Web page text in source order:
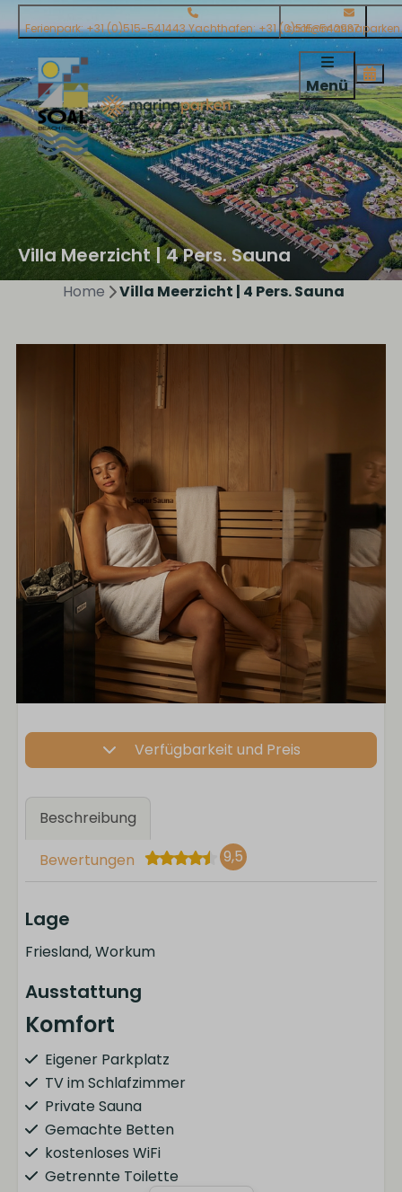
Ferienpark: +31 (0)515-541443 Yachthafen: +31 (0)515-542937
Menü
Villa Meerzicht | 4 Pers. Sauna
Home Villa Meerzicht | 4 Pers. Sauna
Verfügbarkeit und Preis
Beschreibung
Bewertungen 9,5
Lage
Friesland, Workum
Ausstattung
Komfort
Eigener Parkplatz
TV im Schlafzimmer
Private Sauna
Gemachte Betten
kostenloses WiFi
Getrennte Toilette